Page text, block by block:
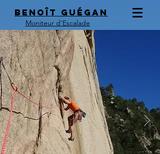
Benoît Guégan
Moniteur d'Escalade